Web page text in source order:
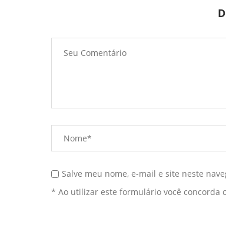
Salve meu nome, e-mail e site neste
* Ao utilizar este formulário você concorda